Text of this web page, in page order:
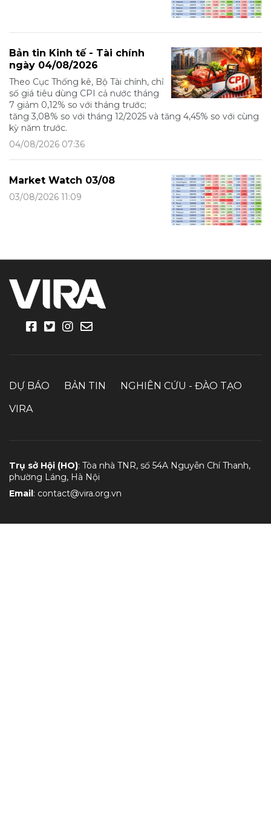
Bản tin Kinh tế - Tài chính
ngày 04/08/2026
Theo Cục Thống kê, Bộ Tài chính, chỉ
số giá tiêu dùng CPI cả nước tháng
7 giảm 0,12% so với tháng trước;
tăng 3,08% so với tháng 12/2025 và tăng 4,45% so với cùng
kỳ năm trước.
04/08/2026 07:36
Market Watch 03/08
03/08/2026 11:09
DỰ BÁO BẢN TIN
NGHIÊN CỨU - ĐÀO TẠO
VIRA
Trụ sở Hội (HO): Tòa nhà TNR, số 54A Nguyễn Chí Thanh,
phường Láng, Hà Nội
Email: contact@vira.org.vn